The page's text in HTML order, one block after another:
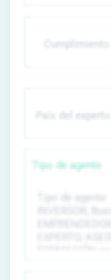
Tipo de agente